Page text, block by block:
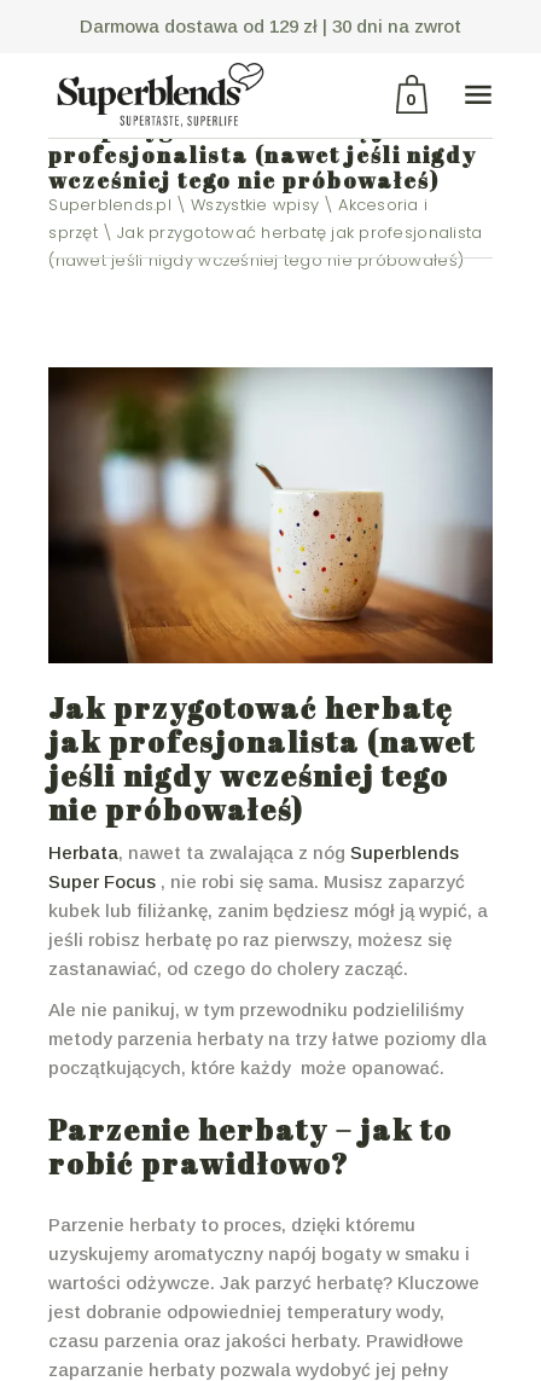
Darmowa dostawa od 129 zł | 30 dni na zwrot
0
Brak produktów w
koszyku.
Jak przygotować herbatę jak
profesjonalista (nawet jeśli nigdy
wcześniej tego nie próbowałeś)
Superblends.pl Wszystkie wpisy
Akcesoria i
sprzęt
Jak przygotować herbatę jak profesjonalista
(nawet jeśli nigdy wcześniej tego nie próbowałeś)
Jak przygotować herbatę
jak profesjonalista (nawet
jeśli nigdy wcześniej tego
nie próbowałeś)
Herbata, nawet ta zwalająca z nógSuperblends
Super Focus , nie robi się sama. Musisz zaparzyć
kubek lub filiżankę, zanim będziesz mógł ją wypić, a
jeśli robisz herbatę po raz pierwszy, możesz się
zastanawiać, od czego do cholery zacząć.
Ale nie panikuj, w tym przewodniku podzieliliśmy
metody parzenia herbaty na trzy łatwe poziomy dla
początkujących, które każdy może opanować.
Parzenie herbaty – jak to
robić prawidłowo?
Parzenie herbaty to proces, dzięki któremu
uzyskujemy aromatyczny napój bogaty w smaku i
wartości odżywcze. Jak parzyć herbatę? Kluczowe
jest dobranie odpowiedniej temperatury wody,
czasu parzenia oraz jakości herbaty. Prawidłowe
zaparzanie herbaty pozwala wydobyć jej pełny